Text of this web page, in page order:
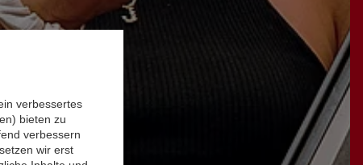
verbessertes
bieten zu
verbessern
setzen wir erst